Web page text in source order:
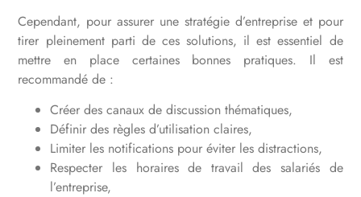
Cependant, pour assurer une stratégie d’entreprise et pour
tirer pleinement parti de ces solutions, il est essentiel de
mettre en place certaines bonnes pratiques. Il est
recommandé de :
Créer des canaux de discussion thématiques,
Définir des règles d’utilisation claires,
Limiter les notifications pour éviter les distractions,
Respecter les horaires de travail des salariés de
l’entreprise,